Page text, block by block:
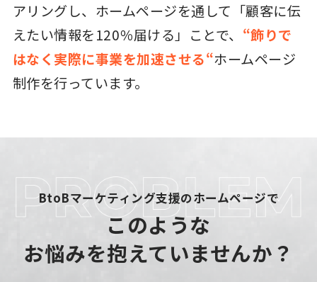
アリングし、ホームページを通して「顧客に伝
えたい情報を120％届ける」ことで、 “飾りで
はなく実際に事業を加速させる“ホームページ
制作を行っています。
BtoBマーケティング支援のホームページで
このような
お悩みを抱えていませんか？